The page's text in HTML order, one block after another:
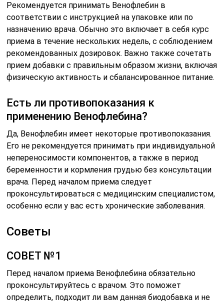
Рекомендуется принимать Венофлебин в
соответствии с инструкцией на упаковке или по
назначению врача. Обычно это включает в себя курс
приема в течение нескольких недель, с соблюдением
рекомендованных дозировок. Важно также сочетать
прием добавки с правильным образом жизни, включая
физическую активность и сбалансированное питание.
Есть ли противопоказания к
применению Венофлебина?
Да, Венофлебин имеет некоторые противопоказания.
Его не рекомендуется принимать при индивидуальной
непереносимости компонентов, а также в период
беременности и кормления грудью без консультации
врача. Перед началом приема следует
проконсультироваться с медицинским специалистом,
особенно если у вас есть хронические заболевания.
Советы
СОВЕТ №1
Перед началом приема Венофлебина обязательно
проконсультируйтесь с врачом. Это поможет
определить, подходит ли вам данная биодобавка и не